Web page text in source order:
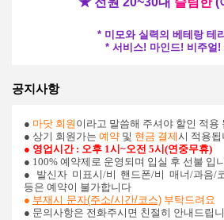
* 미모와 실력의 베테랑 테
* 서비스! 마인드! 비주얼!
공지사항
● 마닷 회원 이라고 말씀해 주셔야 할인 적용
● 상기 회원가는 예약 및 현금 결제시 적용됩
● 영업시간 : 오후 1시~오전 5시(연중무휴)
● 100% 예약제로 운영되며 입실 후 선불 입
● 발신자 미표시/비 핸드폰/비 매너/과음/
등은 예약이 불가합니다
● 부재시 문자(주소/시간/코스) 부탁드려요
● 문의사항은 전화주시면 친절히 안내드립